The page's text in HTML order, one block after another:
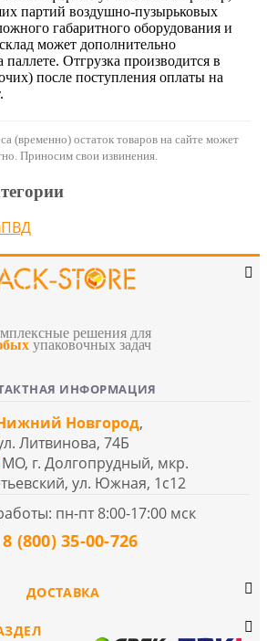
партий воздушно-пузырьковых
габаритного оборудования и
может дополнительно
паллете. Отгрузка производится в
после поступления оплаты на
(временно) остаток товаров на сайте может
Приносим свои извинения.
ПВД
решения для
упаковочных задач
ИНФОРМАЦИЯ
Новгород,
Литвинова, 74Б
МО, г. Долгопрудный, мкр.
ул. Южная, 1с12
пн-пт 8:00-17:00 мск
8 (800) 35-00-726
ДОСТАВКА